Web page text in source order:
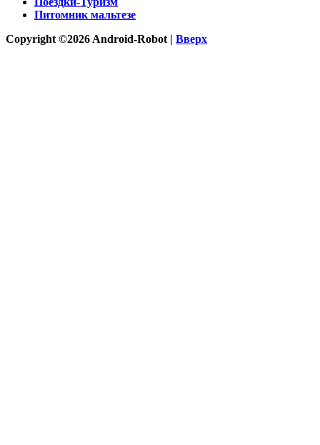
Питомник мальтезе
Copyright ©2026 Android-Robot | Вверх